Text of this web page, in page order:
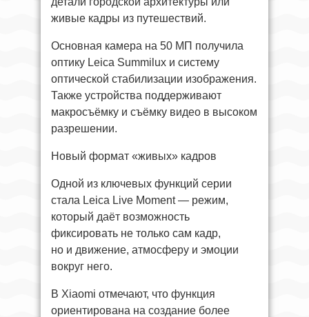
живые кадры из путешествий.
Основная камера на 50 МП получила
оптику Leica Summilux и систему
оптической стабилизации изображения.
Также устройства поддерживают
макросъёмку и съёмку видео в высоком
разрешении.
Новый формат «живых» кадров
Одной из ключевых функций серии
стала Leica Live Moment — режим,
который даёт возможность
фиксировать не только сам кадр,
но и движение, атмосферу и эмоции
вокруг него.
В Xiaomi отмечают, что функция
ориентирована на создание более